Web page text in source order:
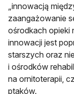
„innowacją
zaangażowanie
ośrodkach opieki
innowacji jest
starszych oraz
i ośrodków
na ornitoterapii,
ptaków.